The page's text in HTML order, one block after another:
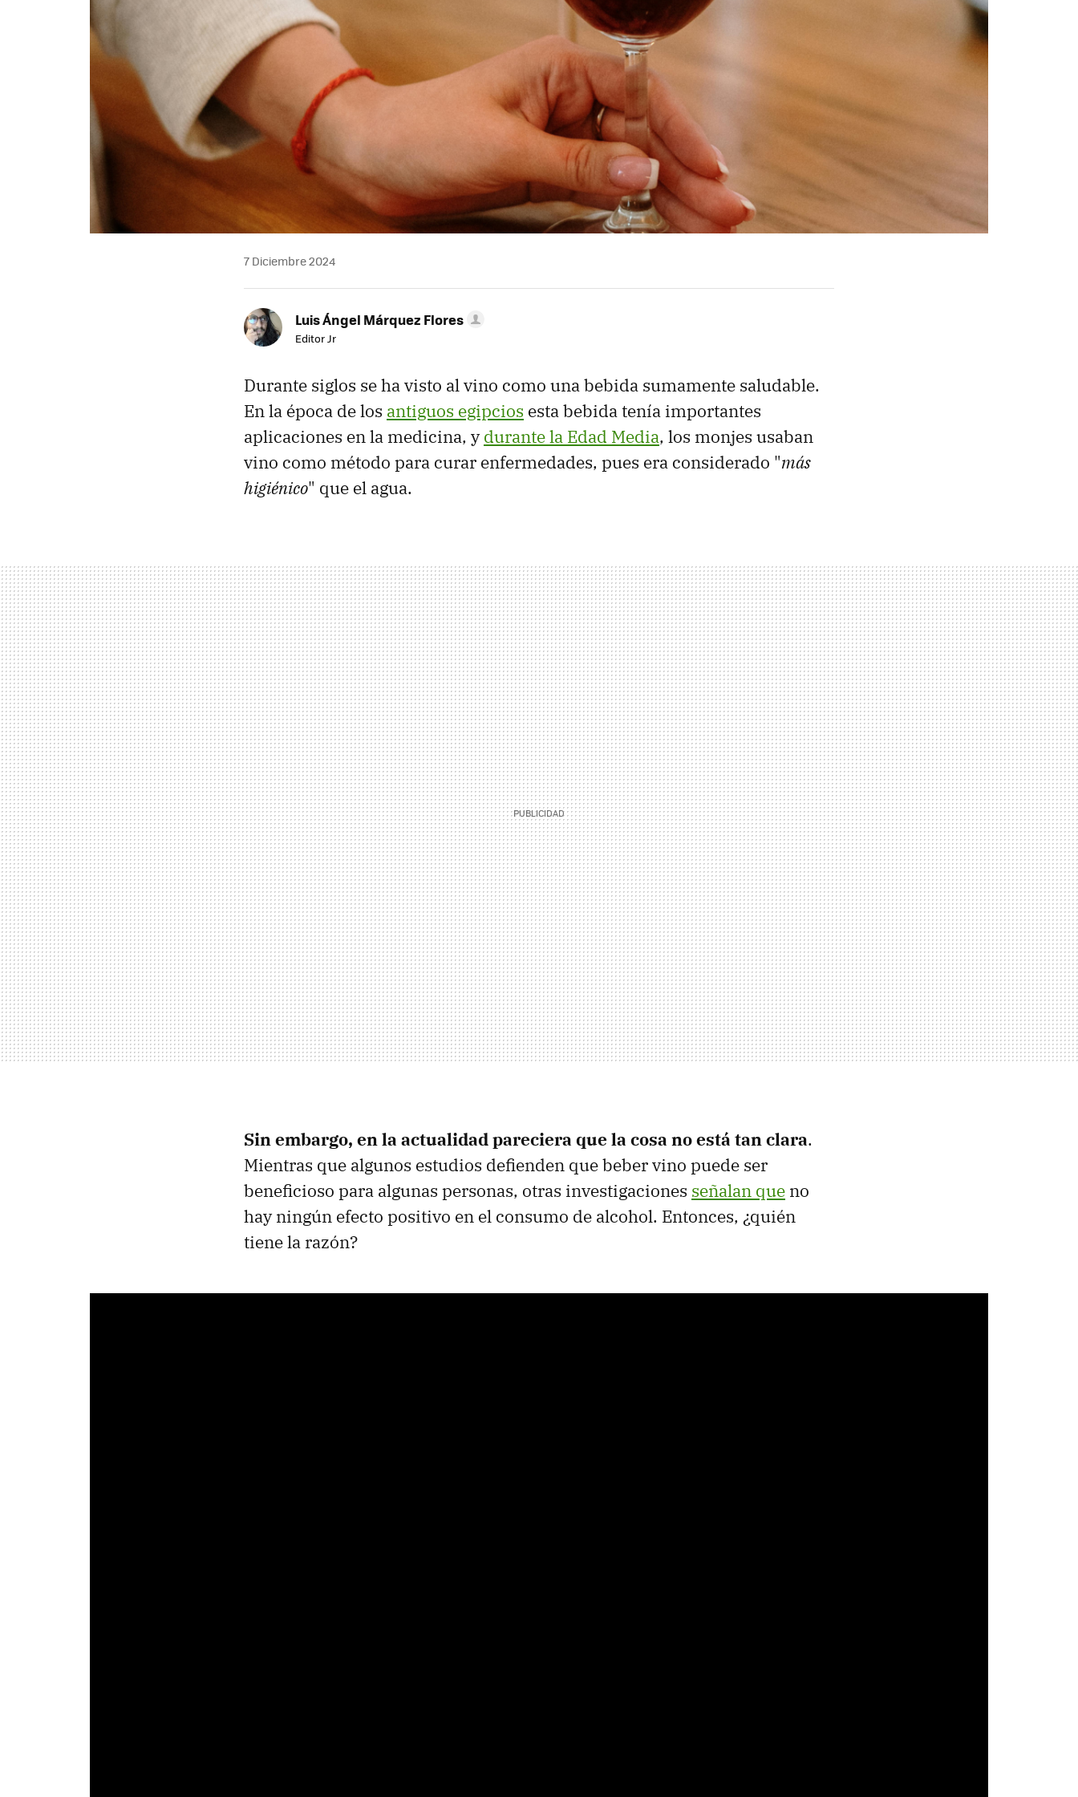
7 Diciembre 2024
Luis Ángel Márquez Flores
Editor Jr
Durante siglos se ha visto al vino como una bebida sumamente saludable.
En la época de los antiguos egipcios esta bebida tenía importantes
aplicaciones en la medicina, ydurante la Edad Media, los monjes usaban
vino como método para curar enfermedades, pues era considerado "más
higiénico" que el agua.
Sin embargo, en la actualidad pareciera que la cosa no está tan clara.
Mientras que algunos estudios defienden que beber vino puede ser
beneficioso para algunas personas, otras investigaciones señalan que no
hay ningún efecto positivo en el consumo de alcohol. Entonces, ¿quién
tiene la razón?